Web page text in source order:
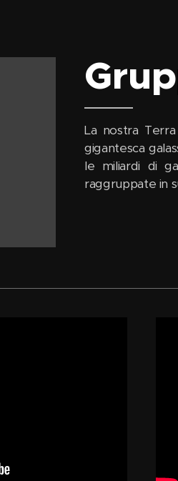
La nostra
gigantesca
le miliardi di
raggruppate in